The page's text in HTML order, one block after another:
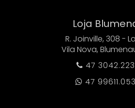
Loja
R. Joinville, 308 -
Vila Nova,
 47
 47